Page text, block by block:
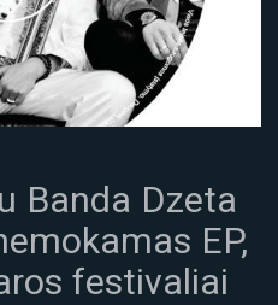
Banda Dzeta
EP,
festivaliai